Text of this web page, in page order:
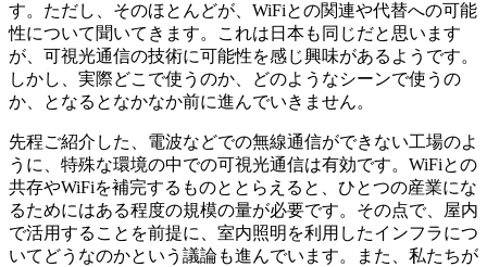
す。ただし、そのほとんどが、WiFiとの関連や代替への可能
性について聞いてきます。これは日本も同じだと思います
が、可視光通信の技術に可能性を感じ興味があるようです。
しかし、実際どこで使うのか、どのようなシーンで使うの
か、となるとなかなか前に進んでいきません。
先程ご紹介した、電波などでの無線通信ができない工場のよ
うに、特殊な環境の中での可視光通信は有効です。WiFiとの
共存やWiFiを補完するものととらえると、ひとつの産業にな
るためにはある程度の規模の量が必要です。その点で、屋内
で活用することを前提に、室内照明を利用したインフラにつ
いてどうなのかという議論も進んでいます。また、私たちが